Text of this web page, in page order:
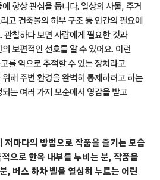
항상 관심을 둡니다. 일상의 사물, 주거
고 건축물의 하부 구조 등 인간의 필요에
관찰하다 보면 사람에게 필요한 것과
보편적인 선호를 알 수 있어요. 이런
를 역으로 추적할 수 있는 장치라고
해 주변 환경을 완벽히 통제하려고 하는
는 여러 가지 모순에서 영감을 받고
저마다의 방법으로 작품을 즐기는 모습
으로 한옥 내부를 누비는 분, 작품을
, 버스 하차 벨을 열심히 누르는 어린